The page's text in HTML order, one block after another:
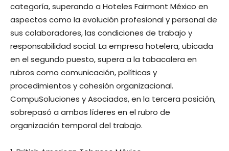
categoría, superando a Hoteles Fairmont México en
aspectos como la evolución profesional y personal de
sus colaboradores, las condiciones de trabajo y
responsabilidad social. La empresa hotelera, ubicada
en el segundo puesto, supera a la tabacalera en
rubros como comunicación, políticas y
procedimientos y cohesión organizacional.
CompuSoluciones y Asociados, en la tercera posición,
sobrepasó a ambos líderes en el rubro de
organización temporal del trabajo.